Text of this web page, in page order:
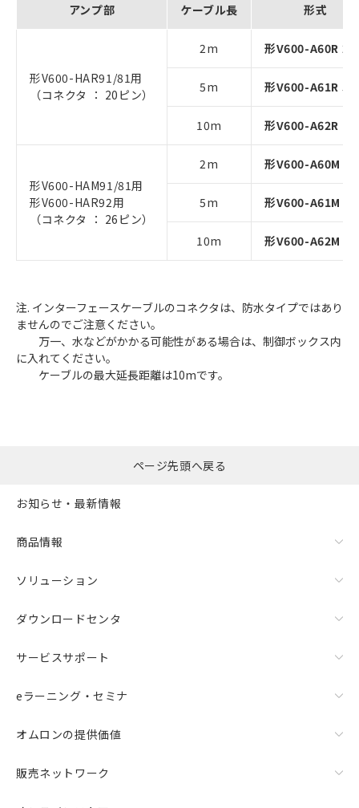
アンプ部 ケーブル長 形式
形V600-HAR91/81用
（コネクタ ： 20ピン）
2m 形V600-A60R 2M
5m 形V600-A61R 5M
10m 形V600-A62R
形V600-HAM91/81用
形V600-HAR92用
（コネクタ ： 26ピン）
2m 形V600-A60M 2M
5m 形V600-A61M 5M
10m 形V600-A62M
注. インターフェースケーブルのコネクタは、防水タイプではあり
ませんのでご注意ください。
万一、水などがかかる可能性がある場合は、制御ボックス内
に入れてください。
ケーブルの最大延長距離は10mです。
ページ先頭へ戻る
お知らせ・最新情報
商品情報
ソリューション
ダウンロードセンタ
サービスサポート
eラーニング・セミナ
オムロンの提供価値
販売ネットワーク